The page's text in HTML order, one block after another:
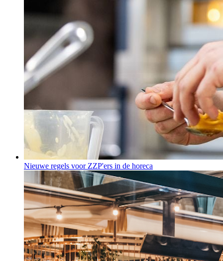
Nieuwe regels voor ZZP'ers in de horeca